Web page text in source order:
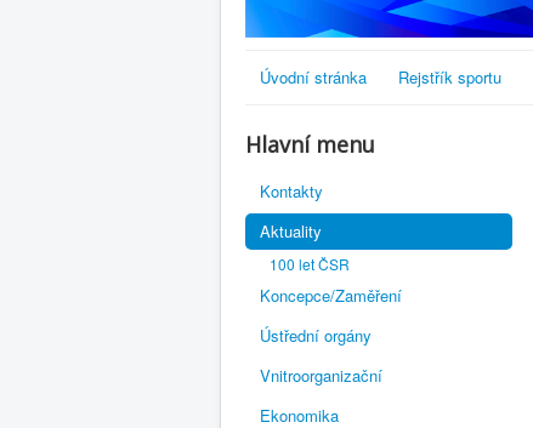
Úvodní stránka Rejstřík sportu
Hlavní menu
Kontakty
Aktuality
100 let ČSR
Koncepce/Zaměření
Ústřední orgány
Vnitroorganizační
Ekonomika